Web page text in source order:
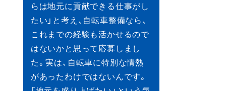
らは地元に貢献できる仕事がし
たい」と考え、自転車整備なら、
これまでの経験も活かせるので
はないかと思って応募しまし
た。実は、自転車に特別な情熱
があったわけではないんです。